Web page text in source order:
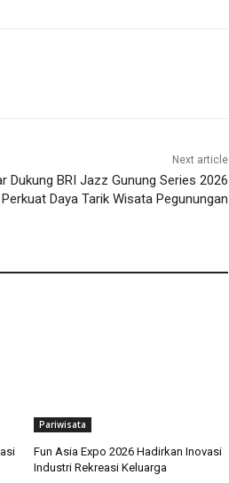
Next article
Dukung BRI Jazz Gunung Series 2026
Perkuat Daya Tarik Wisata Pegunungan
Pariwisata
Fun Asia Expo 2026 Hadirkan Inovasi
Industri Rekreasi Keluarga